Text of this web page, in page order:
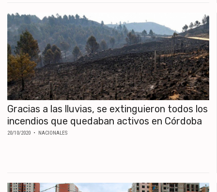
Gracias a las lluvias, se extinguieron todos los
incendios que quedaban activos en Córdoba
20/10/2020 • NACIONALES